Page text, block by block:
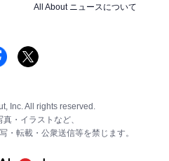
All About ニュースについて
Inc. All rights reserved.
・イラストなど、
・転載・公衆送信等を禁じます。